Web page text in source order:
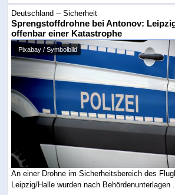
Deutschland -- Sicherheit
Sprengstoffdrohne bei Antonov:
offenbar einer Katastrophe
Pixabay / Symbolbild
An einer Drohne im Sicherheitsbereich des
Leipzig/Halle wurden nach Behördenunterlagen ...